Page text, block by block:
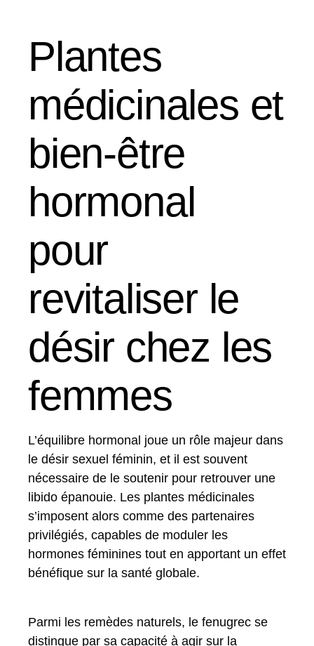
Plantes
médicinales et
bien-être
hormonal
pour
revitaliser le
désir chez les
femmes
L’équilibre hormonal joue un rôle majeur dans
le désir sexuel féminin, et il est souvent
nécessaire de le soutenir pour retrouver une
libido épanouie. Les plantes médicinales
s’imposent alors comme des partenaires
privilégiés, capables de moduler les
hormones féminines tout en apportant un effet
bénéfique sur la santé globale.
Parmi les remèdes naturels, le fenugrec se
distingue par sa capacité à agir sur la